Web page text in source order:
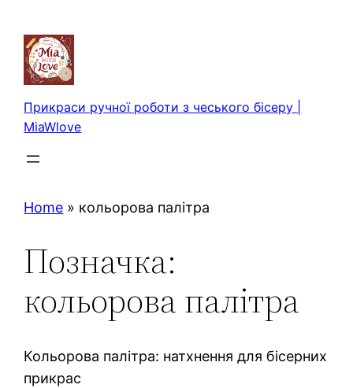
вмісту
Прикраси ручної роботи з чеського бісеру |
MiaWlove
Home » кольорова палітра
Позначка:
кольорова палітра
Кольорова палітра: натхнення для бісерних
прикрас